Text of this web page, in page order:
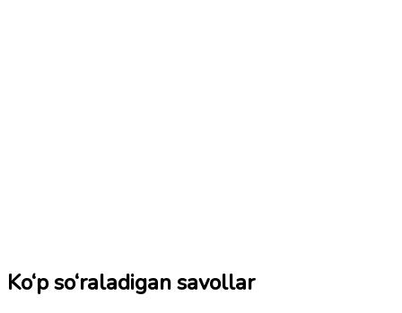
Ko‘p so‘raladigan savollar